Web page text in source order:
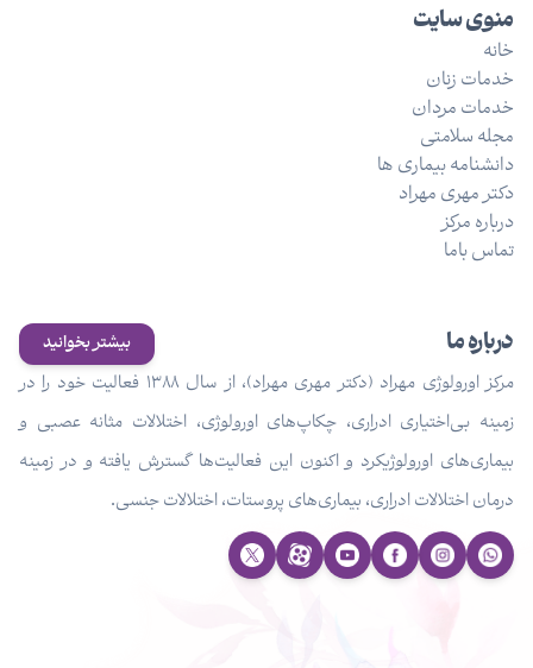
درباره ما بیشتر بخوانید
مرکز اورولوژی مهراد (دکتر مهری مهراد)، از سال ۱۳۸۸ فعالیت خود را در
زمینه بی‌اختیاری ادراری، چکاپ‌های اورولوژی، اختلالات مثانه عصبی و
بیماری‌های اورولوژیکرد و اکنون این فعالیت‌ها گسترش یافته و در زمینه
درمان اختلالات ادراری، بیماری‌های پروستات، اختلالات جنسی.
منوی سایت
خانه
خدمات زنان
خدمات مردان
مجله سلامتی
دانشنامه بیماری ها
دکتر مهری مهراد
درباره مرکز
تماس باما